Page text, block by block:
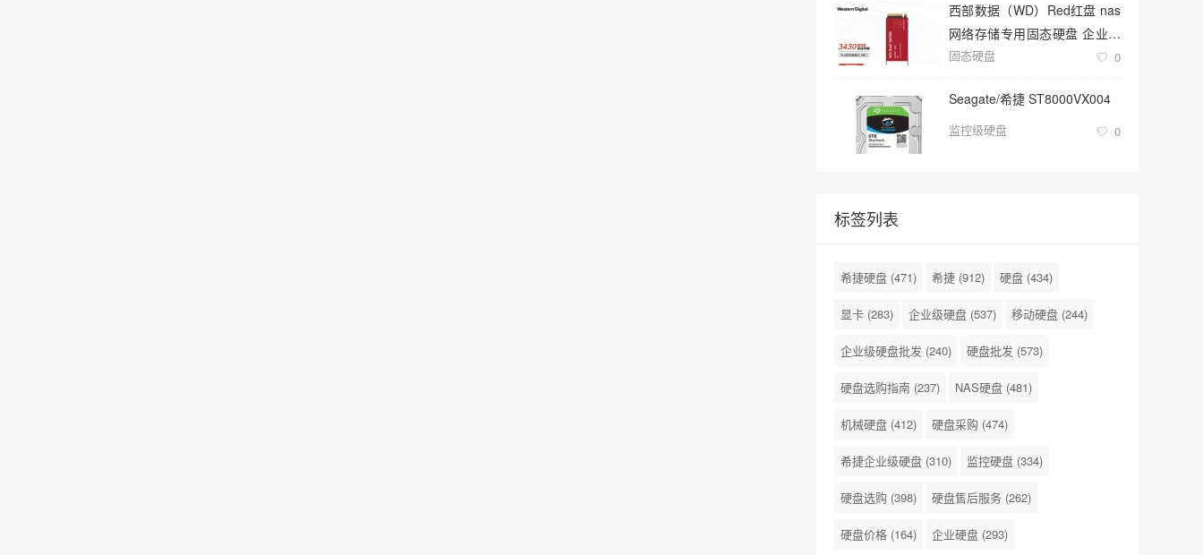
西部数据（WD）Red红盘 nas
网络存储专用固态硬盘 企业级
服务器
固态硬盘 0
Seagate/希捷 ST8000VX004
监控级硬盘 0
标签列表
希捷硬盘 (471) 希捷 (912) 硬盘 (434)
显卡 (283) 企业级硬盘 (537) 移动硬盘 (244)
企业级硬盘批发 (240) 硬盘批发 (573)
硬盘选购指南 (237) NAS硬盘 (481)
机械硬盘 (412) 硬盘采购 (474)
希捷企业级硬盘 (310) 监控硬盘 (334)
硬盘选购 (398) 硬盘售后服务 (262)
硬盘价格 (164) 企业硬盘 (293)